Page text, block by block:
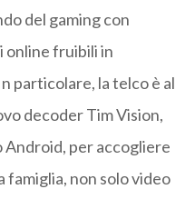
del gaming con
online fruibili in
particolare, la telco è al
decoder Tim Vision,
Android, per accogliere
non solo video